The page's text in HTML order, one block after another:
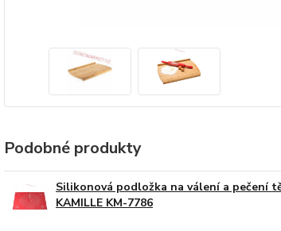
Podobné produkty
Silikonová podložka na válení a pečení
KAMILLE KM-7786